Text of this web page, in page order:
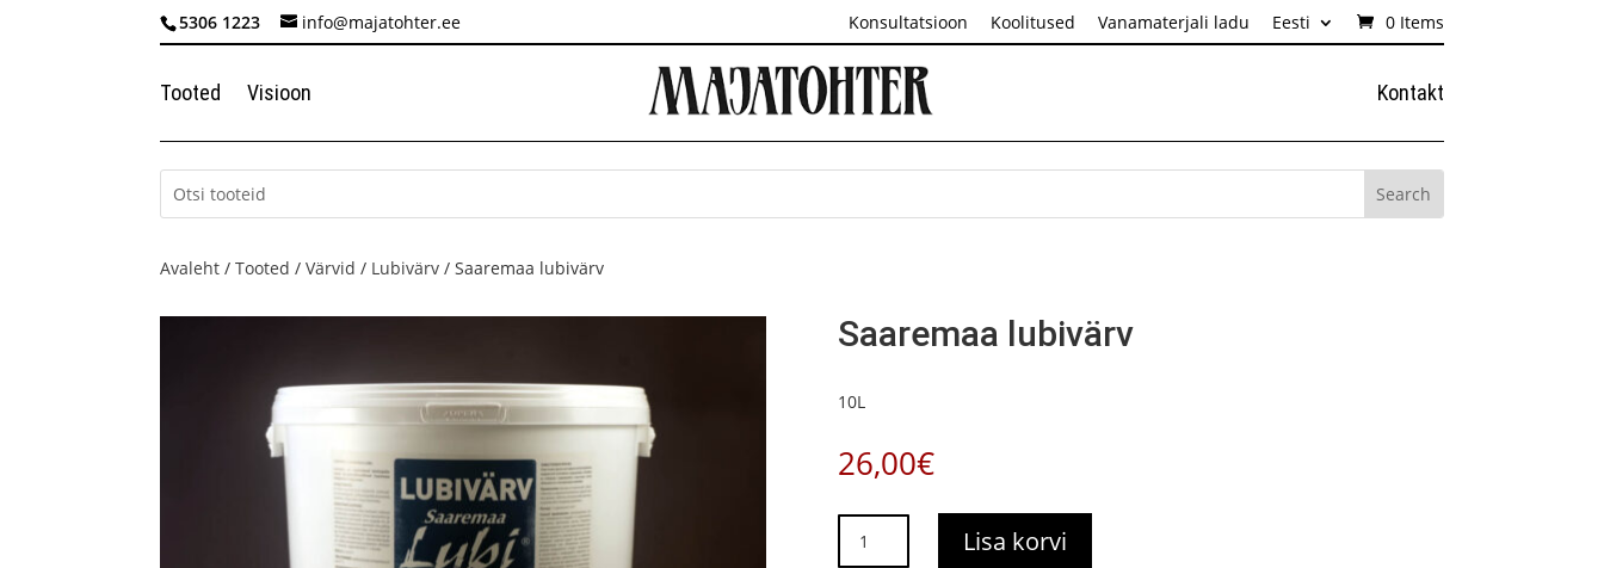
5306 1223 info@majatohter.ee Konsultatsioon Koolitused Vanamaterjali ladu Eesti 0 Items
Tooted Visioon Kontakt
Avaleht /Tooted /Värvid / Lubivärv / Saaremaa lubivärv
Saaremaa lubivärv
10L
26,00€
lubivärv
Lisa korvi